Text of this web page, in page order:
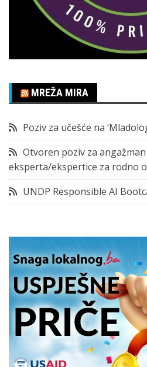
MREŽA MIRA
Poziv za učešće na
Otvoren poziv za
eksperta/ekspertice za rodno
UNDP Responsible AI